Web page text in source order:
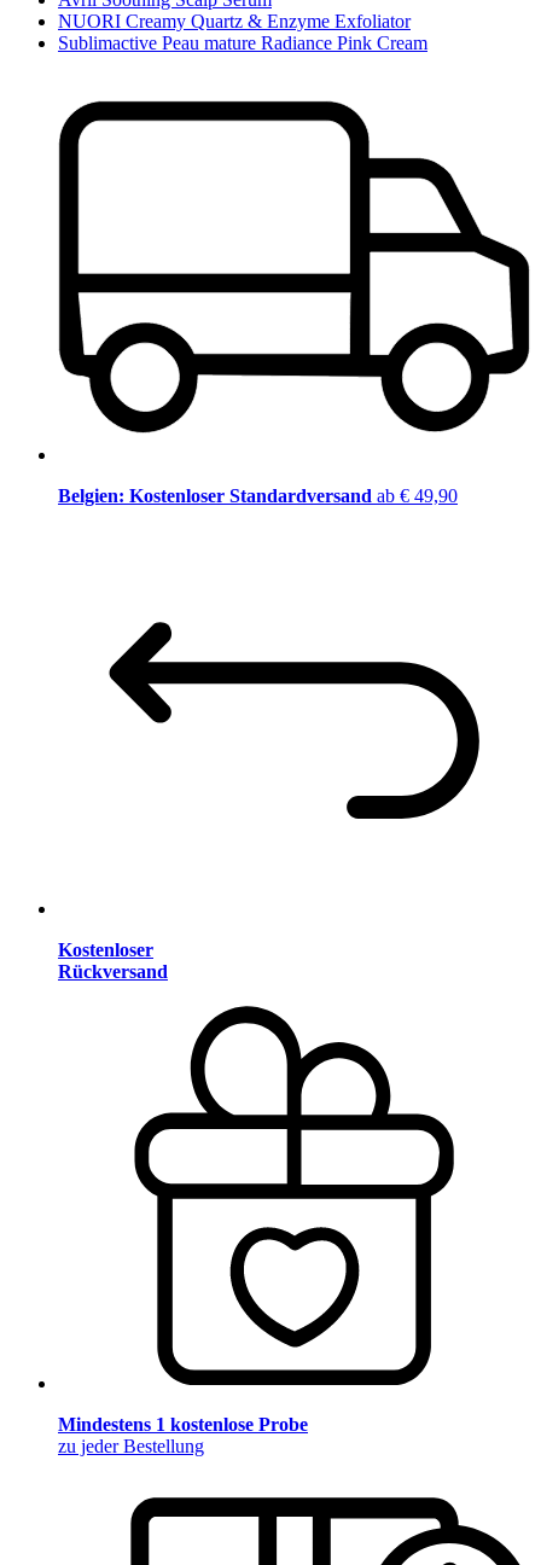
NUORI Creamy Quartz & Enzyme Exfoliator
Sublimactive Peau mature Radiance Pink Cream
Belgien: Kostenloser Standardversand ab € 49,90
Kostenloser
Rückversand
Mindestens 1 kostenlose Probe
zu jeder Bestellung